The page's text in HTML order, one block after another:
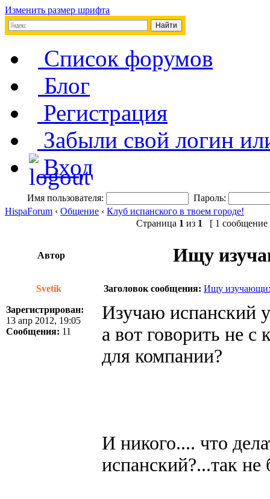
Изменить размер шрифта
Список форумов
Блог
Регистрация
Забыли свой логин
Вход
Имя пользователя:
Пароль:
HispaForum ‹ Общение ‹ Клуб испанского в твоем городе!
Страница 1 из 1 [ 1 сообщение
Автор Ищу
Svetik Заголовок сообщения: Ищу
Зарегистрирован:
13 апр 2012, 19:05
Сообщения: 11
Изучаю испанский
а вот говорить не
для компании?
И никого.... что
испанский?...так